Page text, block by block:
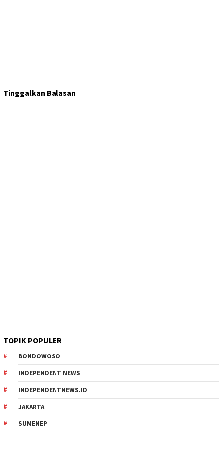
Tinggalkan Balasan
TOPIK POPULER
BONDOWOSO
INDEPENDENT NEWS
INDEPENDENTNEWS.ID
JAKARTA
SUMENEP